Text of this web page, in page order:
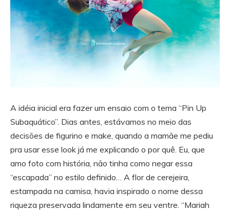
A idéia inicial era fazer um ensaio com o tema “Pin Up
Subaquático”. Dias antes, estávamos no meio das
decisões de figurino e make, quando a mamãe me pediu
pra usar esse look já me explicando o por quê. Eu, que
amo foto com história, não tinha como negar essa
“escapada” no estilo definido… A flor de cerejeira,
estampada na camisa, havia inspirado o nome dessa
riqueza preservada lindamente em seu ventre. “Mariah